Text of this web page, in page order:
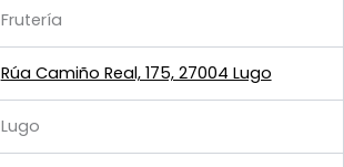
Frutería
Rúa Camiño Real, 175, 27004 Lugo
Lugo